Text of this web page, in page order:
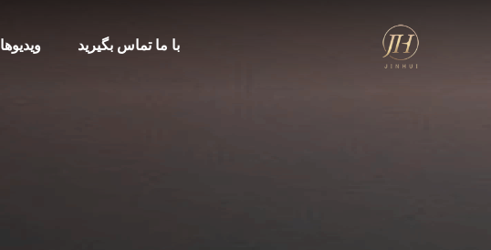
ویدیوها با ما تماس بگیرید